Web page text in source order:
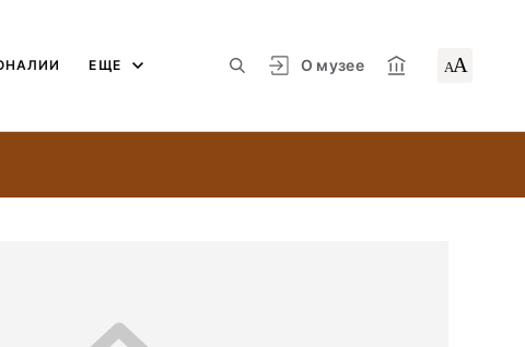
О музее АА
ЕЩЕ